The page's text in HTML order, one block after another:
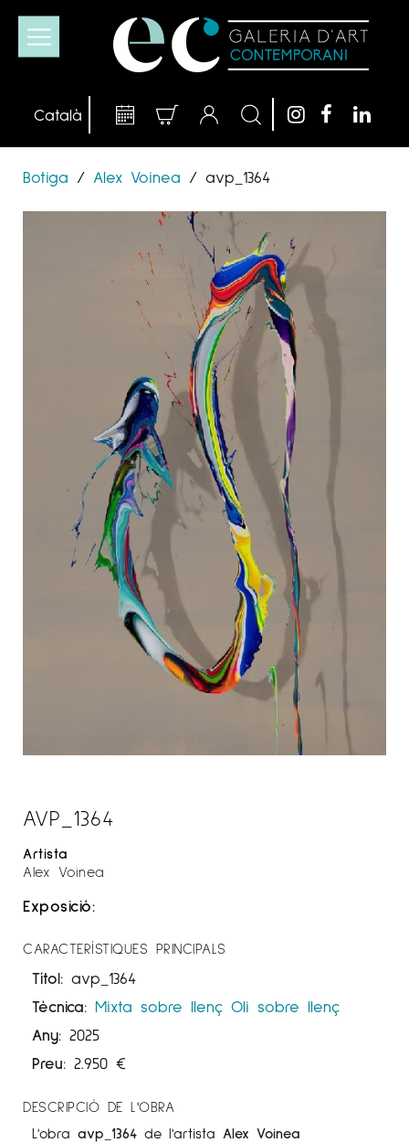
Botiga / Alex Voinea / avp_1364
AVP_1364
Artista
Alex Voinea
Exposició:
CARACTERÍSTIQUES PRINCIPALS
Títol: avp_1364
Tècnica: Mixta sobre llenç Oli sobre llenç
Any: 2025
Preu: 2.950 €
DESCRIPCIÓ DE L'OBRA
L'obra avp_1364 de l'artista Alex Voinea